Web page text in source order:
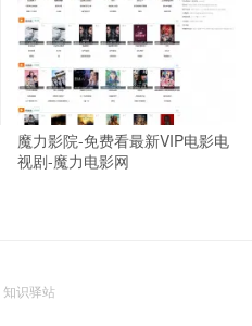
魔力影院-免费看最新VIP电影电
视剧-魔力电影网
知识驿站